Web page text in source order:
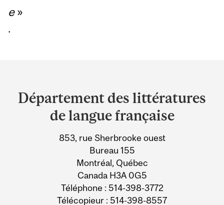
e»
.
and
University
Information
Département des littératures
de langue française
853, rue Sherbrooke ouest
Bureau 155
Montréal, Québec
Canada H3A 0G5
Téléphone : 514-398-3772
Télécopieur : 514-398-8557